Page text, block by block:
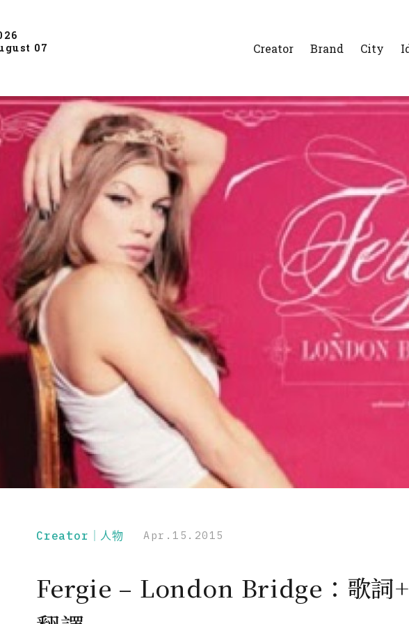
07
Creator Brand City
Creator｜人物 Apr.15.2015
Fergie – London Bridge：歌詞